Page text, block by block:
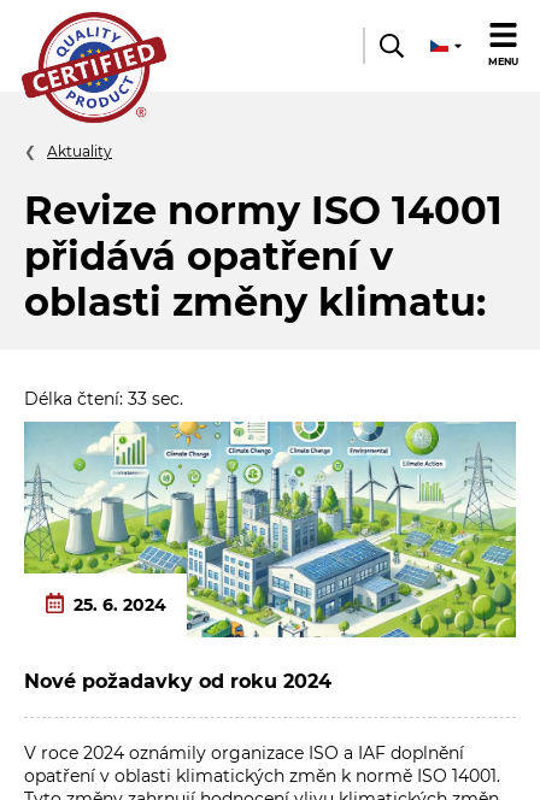
Quality
product
MENU
Aktuality
Revize normy ISO 14001
přidává opatření v
oblasti změny klimatu:
Délka čtení: 33 sec.
25. 6. 2024
Nové požadavky od roku 2024
V roce 2024 oznámily organizace ISO a IAF doplnění
opatření v oblasti klimatických změn k normě ISO 14001.